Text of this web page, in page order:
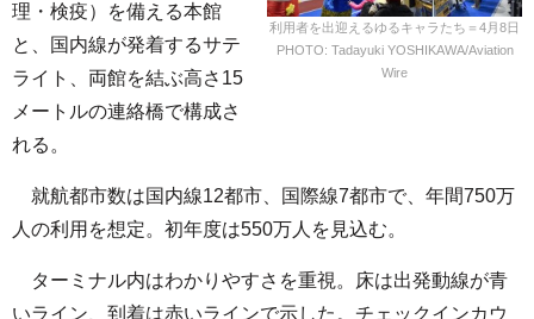
利用者を出迎えるゆるキャラたち＝4月8日
PHOTO: Tadayuki YOSHIKAWA/Aviation
Wire
理・検疫）を備える本館
と、国内線が発着するサテ
ライト、両館を結ぶ高さ15
メートルの連絡橋で構成さ
れる。
就航都市数は国内線12都市、国際線7都市で、年間750万
人の利用を想定。初年度は550万人を見込む。
ターミナル内はわかりやすさを重視。床は出発動線が青
いライン、到着は赤いラインで示した。チェックインカウ